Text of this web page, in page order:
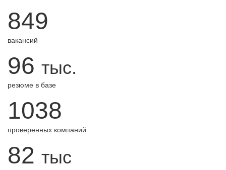
849
вакансий
96 тыс.
резюме в базе
1038
проверенных компаний
82 тыс